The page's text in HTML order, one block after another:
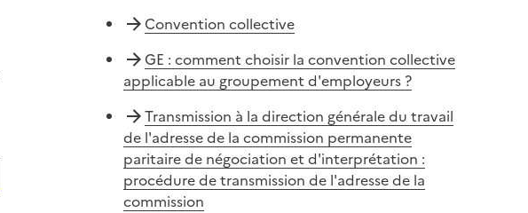
Convention collective
GE : comment choisir la convention collective
applicable au groupement d'employeurs ?
Transmission à la direction générale du travail
de l'adresse de la commission permanente
paritaire de négociation et d'interprétation :
procédure de transmission de l'adresse de la
commission